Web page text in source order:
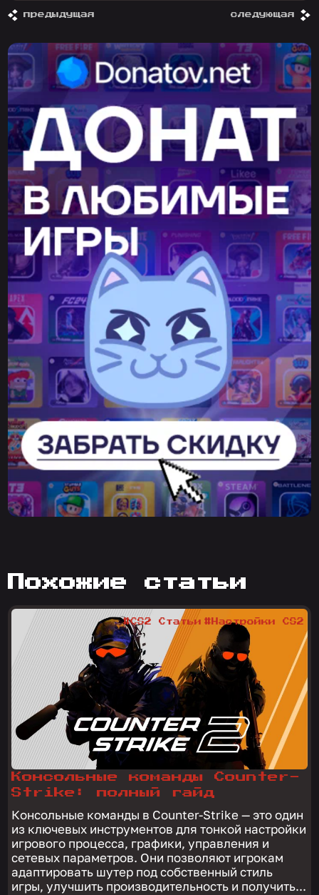
предыдущая следующая
похожие статьи
Консольные команды Counter-
Strike: полный гайд
Консольные команды в Counter-Strike — это один
из ключевых инструментов для тонкой настройки
игрового процесса, графики, управления и
сетевых параметров. Они позволяют игрокам
адаптировать шутер под собственный стиль
игры, улучшить производительность и получить...
#CS2 Статьи #Настройки CS2